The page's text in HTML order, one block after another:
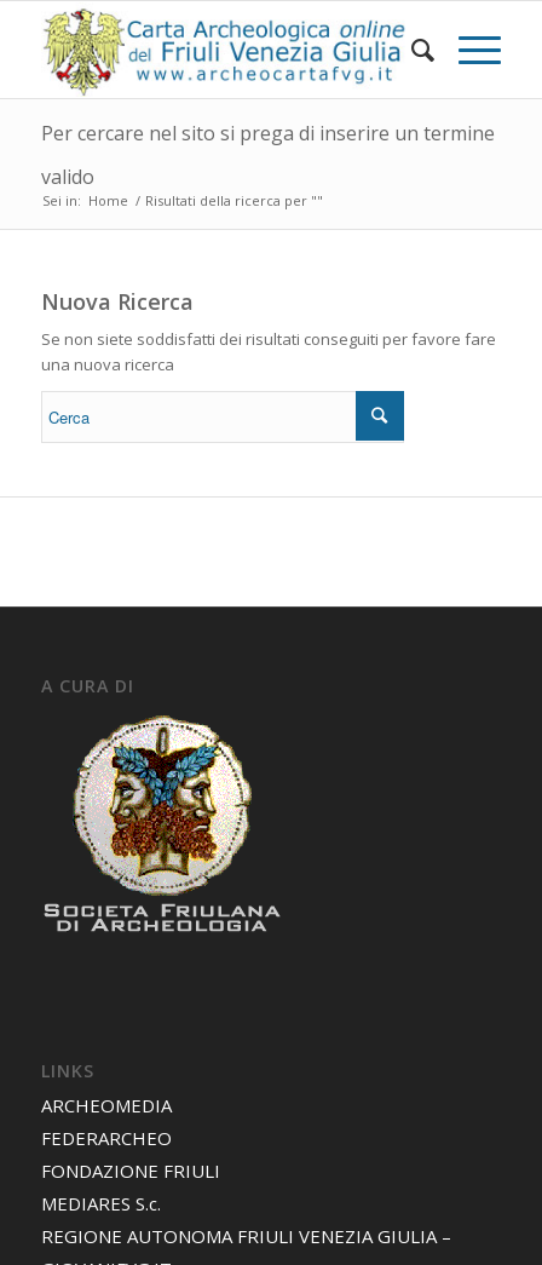
Per cercare nel sito si prega di inserire un termine
valido
Sei in: Home / Risultati della ricerca per ""
Nuova Ricerca
Se non siete soddisfatti dei risultati conseguiti per favore fare
una nuova ricerca
A CURA DI
LINKS
ARCHEOMEDIA
FEDERARCHEO
FONDAZIONE FRIULI
MEDIARES S.c.
REGIONE AUTONOMA FRIULI VENEZIA GIULIA –